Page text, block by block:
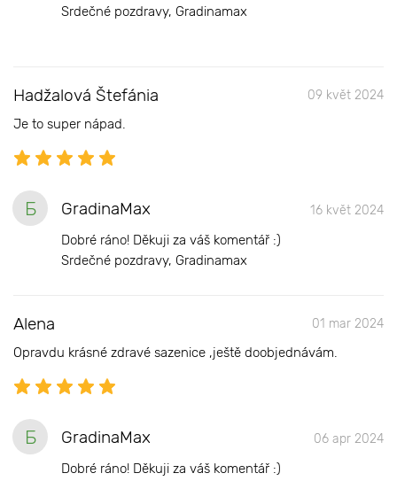
Srdečné pozdravy, Gradinamax
Hadžalová Štefánia 09 květ 2024
Je to super nápad.
Б GradinaMax 16 květ 2024
Dobré ráno! Děkuji za váš komentář :)
Srdečné pozdravy, Gradinamax
Alena 01 mar 2024
Opravdu krásné zdravé sazenice ,ještě doobjednávám.
Б GradinaMax 06 apr 2024
Dobré ráno! Děkuji za váš komentář :)